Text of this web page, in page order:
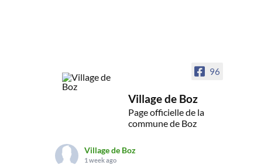
96
Village de Boz
Page officielle de la
commune de Boz
Village de Boz
1 week ago